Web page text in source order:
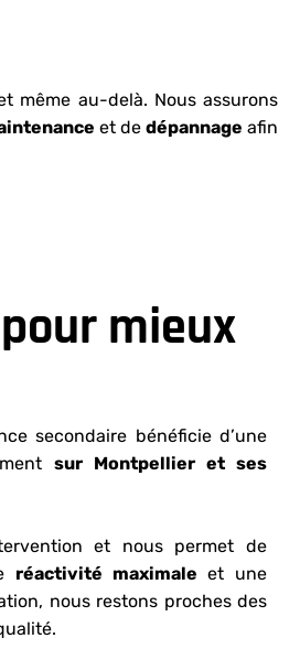
même au-delà. Nous assurons
et de dépannage afin
mieux
secondaire bénéficie d’une
sur Montpellier et ses
et nous permet de
réactivité maximale et une
nous restons proches des